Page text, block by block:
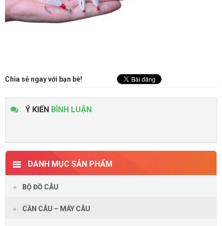
Chia sẻ ngay với bạn bè!
Ý KIẾN BÌNH LUẬN
DANH MỤC SẢN PHẨM
BỘ ĐỒ CÂU
CẦN CÂU – MÁY CÂU